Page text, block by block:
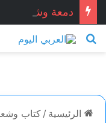
بحث عن
الرئيسية / كتاب